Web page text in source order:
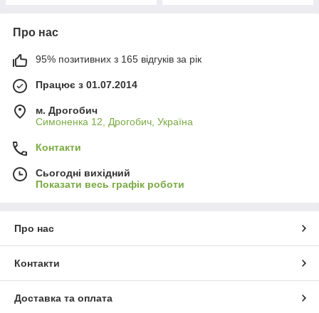
Про нас
95% позитивних з 165 відгуків за рік
Працює з 01.07.2014
м. Дрогобич
Симоненка 12, Дрогобич, Україна
Контакти
Сьогодні вихідний
Показати весь графік роботи
Про нас
Контакти
Доставка та оплата